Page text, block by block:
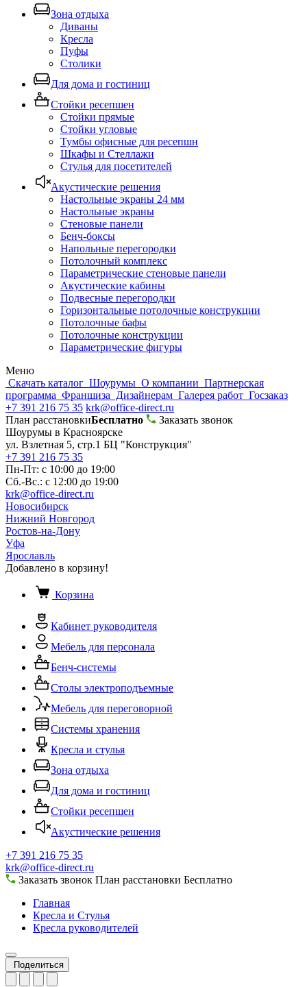
Зона отдыха
Диваны
Кресла
Пуфы
Столики
Для дома и гостиниц
Стойки ресепшен
Стойки прямые
Стойки угловые
Тумбы офисные для ресепшн
Шкафы и Стеллажи
Стулья для посетителей
Акустические решения
Настольные экраны 24 мм
Настольные экраны
Стеновые панели
Бенч-боксы
Напольные перегородки
Потолочный комплекс
Параметрические стеновые панели
Акустические кабины
Подвесные перегородки
Горизонтальные потолочные конструкции
Потолочные бафы
Потолочные конструкции
Параметрические фигуры
Меню
Скачать каталог Шоурумы О компании Партнерская
программа Франшиза Дизайнерам Галерея работ Госзаказ
+7 391 216 75 35 krk@office-direct.ru
План расстановкиБесплатно
Заказать звонок
Шоурумы в Красноярске
ул. Взлетная 5, стр.1 БЦ "Конструкция"
+7 391 216 75 35
Пн-Пт: с 10:00 до 19:00
Сб.-Вс.: с 12:00 до 19:00
krk@office-direct.ru
Новосибирск
Нижний Новгород
Ростов-на-Дону
Уфа
Ярославль
Добавлено в корзину!
Корзина
Кабинет руководителя
Мебель для персонала
Бенч-системы
Столы электроподъемные
Мебель для переговорной
Системы хранения
Кресла и стулья
Зона отдыха
Для дома и гостиниц
Стойки ресепшен
Акустические решения
+7 391 216 75 35
krk@office-direct.ru
Заказать звонок План расстановки Бесплатно
Главная
Кресла и Стулья
Кресла руководителей
Поделиться